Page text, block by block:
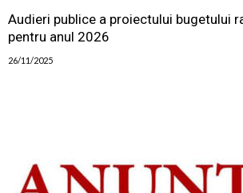
Audieri publice a proiectului bugetului
pentru anul 2026
26/11/2025